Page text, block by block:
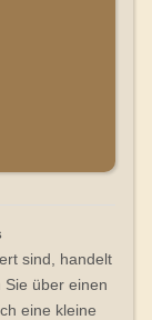
sind, handelt
Sie über einen
eine kleine